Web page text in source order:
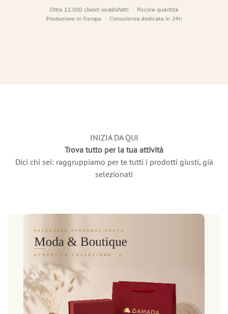
INIZIA DA QUI
Trova tutto per la tua attività
Dici chi sei: raggruppiamo per te tutti i prodotti giusti, già
selezionati